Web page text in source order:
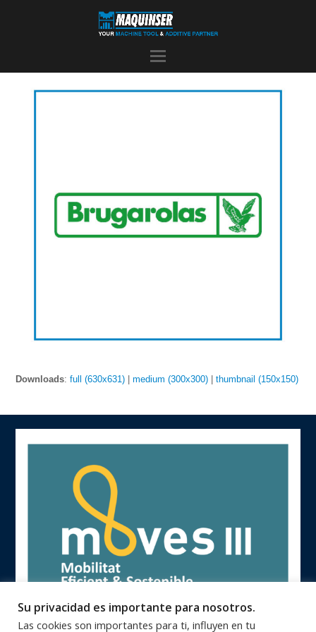
Downloads:full (630x631) |medium (300x300) |thumbnail (150x150)
Su privacidad es importante para nosotros.
Las cookies son importantes para ti, influyen en tu